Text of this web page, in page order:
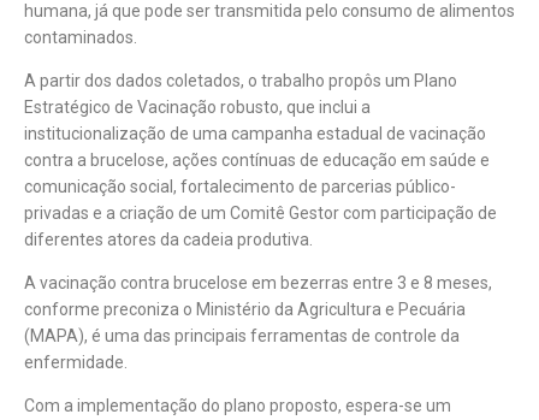
humana, já que pode ser transmitida pelo consumo de alimentos
contaminados.
A partir dos dados coletados, o trabalho propôs um Plano
Estratégico de Vacinação robusto, que inclui a
institucionalização de uma campanha estadual de vacinação
contra a brucelose, ações contínuas de educação em saúde e
comunicação social, fortalecimento de parcerias público-
privadas e a criação de um Comitê Gestor com participação de
diferentes atores da cadeia produtiva.
A vacinação contra brucelose em bezerras entre 3 e 8 meses,
conforme preconiza o Ministério da Agricultura e Pecuária
(MAPA), é uma das principais ferramentas de controle da
enfermidade.
Com a implementação do plano proposto, espera-se um